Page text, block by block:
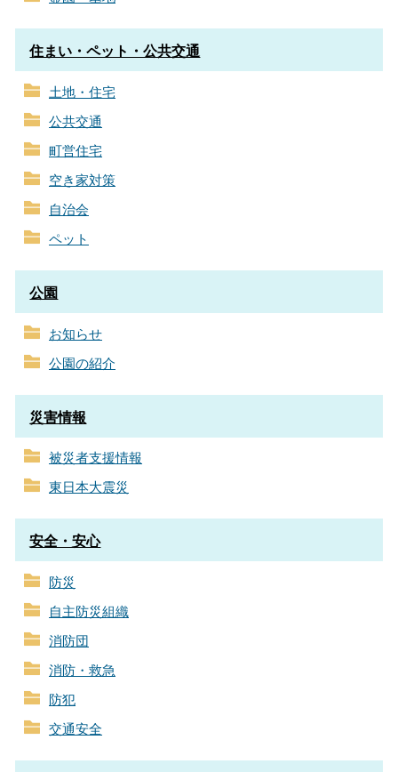
住まい・ペット・公共交通
土地・住宅
公共交通
町営住宅
空き家対策
自治会
ペット
公園
お知らせ
公園の紹介
災害情報
被災者支援情報
東日本大震災
安全・安心
防災
自主防災組織
消防団
消防・救急
防犯
交通安全